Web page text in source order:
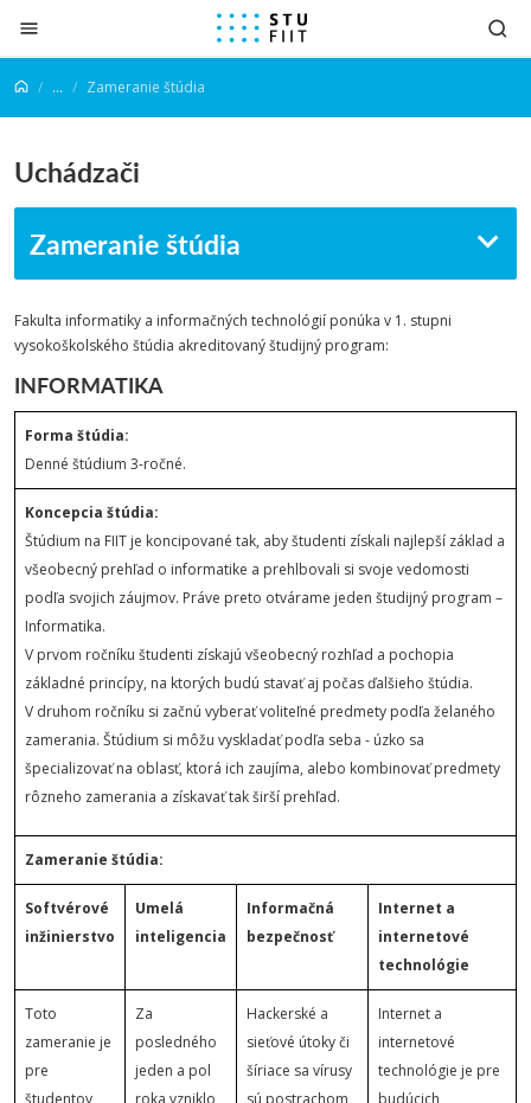
Prejsť na obsah
... Zameranie štúdia
Uchádzači
Zameranie štúdia
Fakulta informatiky a informačných technológií ponúka v 1. stupni
vysokoškolského štúdia akreditovaný študijný program:
INFORMATIKA
Forma štúdia:
Denné štúdium 3-ročné.
Koncepcia štúdia:
Štúdium na FIIT je koncipované tak, aby študenti získali najlepší základ a
všeobecný prehľad o informatike a prehlbovali si svoje vedomosti
podľa svojich záujmov. Práve preto otvárame jeden študijný program –
Informatika.
V prvom ročníku študenti získajú všeobecný rozhľad a pochopia
základné princípy, na ktorých budú stavať aj počas ďalšieho štúdia.
V druhom ročníku si začnú vyberať voliteľné predmety podľa želaného
zamerania. Štúdium si môžu vyskladať podľa seba - úzko sa
špecializovať na oblasť, ktorá ich zaujíma, alebo kombinovať predmety
rôzneho zamerania a získavať tak širší prehľad.
Zameranie štúdia:
Softvérové
inžinierstvo
Umelá
inteligencia
Informačná
bezpečnosť
Internet a
internetové
technológie
Toto
zameranie je
pre
študentov,
Za
posledného
jeden a pol
roka vzniklo
Hackerské a
sieťové útoky či
šíriace sa vírusy
sú postrachom
Internet a
internetové
technológie je pre
budúcich